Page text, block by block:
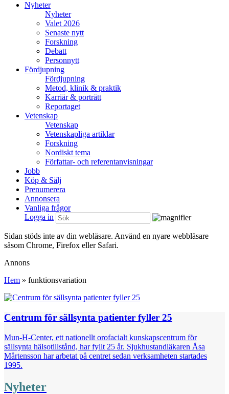
Nyheter
Nyheter
Valet 2026
Senaste nytt
Forskning
Debatt
Personnytt
Fördjupning
Fördjupning
Metod, klinik & praktik
Karriär & porträtt
Reportaget
Vetenskap
Vetenskap
Vetenskapliga artiklar
Forskning
Nordiskt tema
Författar- och referentanvisningar
Jobb
Köp & Sälj
Prenumerera
Annonsera
Vanliga frågor
Logga in
Sidan stöds inte av din webläsare. Använd en nyare webbläsare
såsom Chrome, Firefox eller Safari.
Annons
Hem » funktionsvariation
Centrum för sällsynta patienter fyller 25
Mun-H-Center, ett nationellt orofacialt kunskapscentrum för
sällsynta hälsotillstånd, har fyllt 25 år. Sjukhustandläkaren Åsa
Mårtensson har arbetat på centret sedan verksamheten startades
1995.
Nyheter